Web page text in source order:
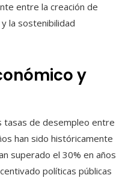
entre la creación de
la sostenibilidad
y
tasas de desempleo entre
han sido históricamente
superado el 30% en años
políticas públicas